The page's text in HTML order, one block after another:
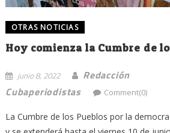
OTRAS NOTICIAS
Hoy comienza la Cumbre de
junio 8, 2022
Redacción
Cubaperiodistas
Comment(0)
La Cumbre de los Pueblos por la